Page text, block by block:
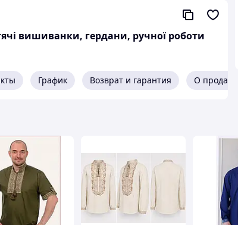
робота
чоловічі ручної роботи.
вишиванки, гердани, ручної роботи
График Возврат и гарантия О продавце